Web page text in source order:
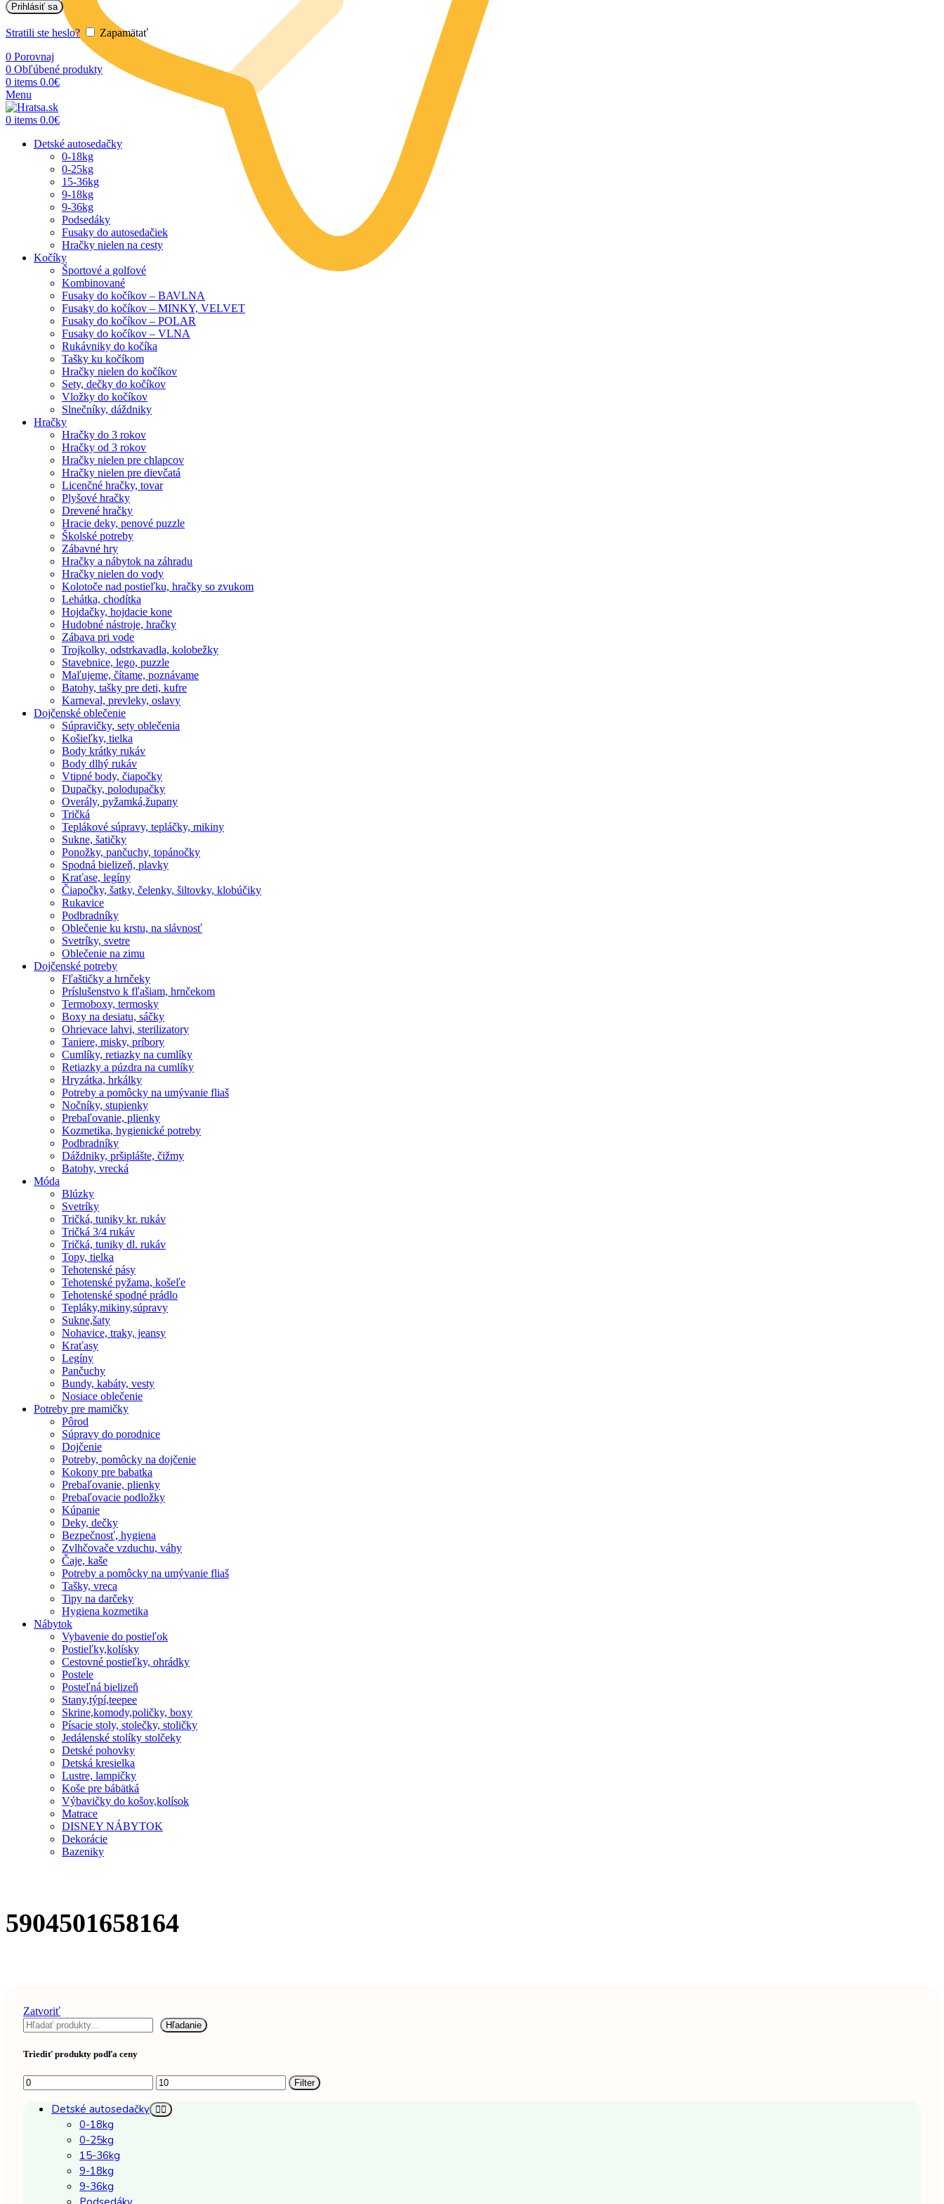
Prihlásiť sa
Stratili ste heslo?
Zapamätať
0 Porovnaj
0 Obľúbené produkty
0 items 0.0€
Menu
0 items 0.0€
Detské autosedačky
0-18kg
0-25kg
15-36kg
9-18kg
9-36kg
Podsedáky
Fusaky do autosedačiek
Hračky nielen na cesty
Kočíky
Športové a golfové
Kombinované
Fusaky do kočíkov – BAVLNA
Fusaky do kočíkov – MINKY, VELVET
Fusaky do kočíkov – POLAR
Fusaky do kočíkov – VLNA
Rukávniky do kočíka
Tašky ku kočíkom
Hračky nielen do kočíkov
Sety, dečky do kočíkov
Vložky do kočíkov
Slnečníky, dáždniky
Hračky
Hračky do 3 rokov
Hračky od 3 rokov
Hračky nielen pre chlapcov
Hračky nielen pre dievčatá
Licenčné hračky, tovar
Plyšové hračky
Drevené hračky
Hracie deky, penové puzzle
Školské potreby
Zábavné hry
Hračky a nábytok na záhradu
Hračky nielen do vody
Kolotoče nad postieľku, hračky so zvukom
Lehátka, chodítka
Hojdačky, hojdacie kone
Hudobné nástroje, hračky
Zábava pri vode
Trojkolky, odstrkavadla, kolobežky
Stavebnice, lego, puzzle
Maľujeme, čítame, poznávame
Batohy, tašky pre deti, kufre
Karneval, prevleky, oslavy
Dojčenské oblečenie
Súpravičky, sety oblečenia
Košieľky, tielka
Body krátky rukáv
Body dlhý rukáv
Vtipné body, čiapočky
Dupačky, polodupačky
Overály, pyžamká,župany
Tričká
Teplákové súpravy, tepláčky, mikiny
Sukne, šatičky
Ponožky, pančuchy, topánočky
Spodná bielizeň, plavky
Kraťase, legíny
Čiapočky, šatky, čelenky, šiltovky, klobúčiky
Rukavice
Podbradníky
Oblečenie ku krstu, na slávnosť
Svetríky, svetre
Oblečenie na zimu
Dojčenské potreby
Fľaštičky a hrnčeky
Príslušenstvo k fľašiam, hrnčekom
Termoboxy, termosky
Boxy na desiatu, sáčky
Ohrievace lahvi, sterilizatory
Taniere, misky, príbory
Cumlíky, retiazky na cumlíky
Retiazky a púzdra na cumlíky
Hryzátka, hrkálky
Potreby a pomôcky na umývanie fliaš
Nočníky, stupienky
Prebaľovanie, plienky
Kozmetika, hygienické potreby
Podbradníky
Dáždniky, pršiplášte, čižmy
Batohy, vrecká
Móda
Blúzky
Svetríky
Tričká, tuniky kr. rukáv
Tričká 3/4 rukáv
Tričká, tuniky dl. rukáv
Topy, tielka
Tehotenské pásy
Tehotenské pyžama, košeľe
Tehotenské spodné prádlo
Tepláky,mikiny,súpravy
Sukne,šaty
Nohavice, traky, jeansy
Kraťasy
Legíny
Pančuchy
Bundy, kabáty, vesty
Nosiace oblečenie
Potreby pre mamičky
Pôrod
Súpravy do porodnice
Dojčenie
Potreby, pomôcky na dojčenie
Kokony pre babatka
Prebaľovanie, plienky
Prebaľovacie podložky
Kúpanie
Deky, dečky
Bezpečnosť, hygiena
Zvlhčovače vzduchu, váhy
Čaje, kaše
Potreby a pomôcky na umývanie fliaš
Tašky, vreca
Tipy na darčeky
Hygiena kozmetika
Nábytok
Vybavenie do postieľok
Postieľky,kolísky
Cestovné postieľky, ohrádky
Postele
Posteľná bielizeň
Stany,týpí,teepee
Skrine,komody,poličky, boxy
Písacie stoly, stolečky, stoličky
Jedálenské stolíky stolčeky
Detské pohovky
Detská kresielka
Lustre, lampičky
Koše pre bábätká
Výbavičky do košov,kolísok
Matrace
DISNEY NÁBYTOK
Dekorácie
Bazeniky
5904501658164
Zatvoriť
Hľadanie
Triediť produkty podľa ceny
Filter
Detské autosedačky
0-18kg
0-25kg
15-36kg
9-18kg
9-36kg